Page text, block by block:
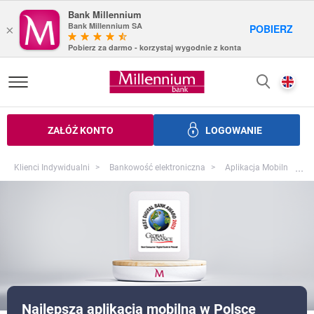
×
Bank Millennium
Bank Millennium SA
Pobierz za darmo - korzystaj wygodnie z konta
POBIERZ
Bank Millennium homepage
ZAŁÓŻ KONTO LOGOWANIE
Klienci Indywidualni Bankowość elektroniczna Aplikacja Mobilna ...
Najlepsza aplikacja mobilna w Polsce